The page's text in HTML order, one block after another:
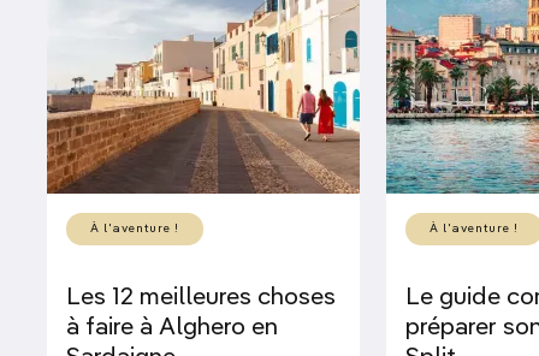
À l'aventure !
Les 12 meilleures choses
à faire à Alghero en
À l'aventure !
Le guide
préparer